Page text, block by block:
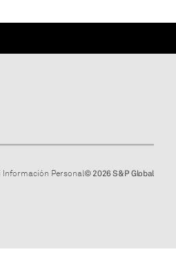
Información Personal© 2026 S&P Global